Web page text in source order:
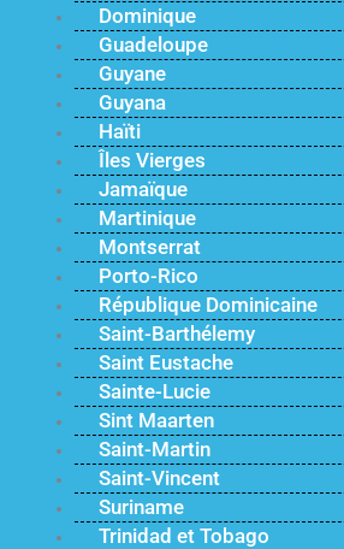
Dominique
Guadeloupe
Guyane
Guyana
Haïti
Îles Vierges
Jamaïque
Martinique
Montserrat
Porto-Rico
République Dominicaine
Saint-Barthélemy
Saint Eustache
Sainte-Lucie
Sint Maarten
Saint-Martin
Saint-Vincent
Suriname
Trinidad et Tobago